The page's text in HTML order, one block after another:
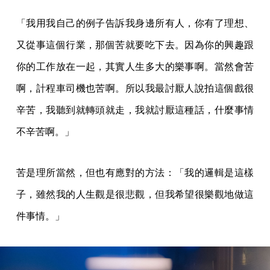
「我用我自己的例子告訴我身邊所有人，你有了理想、
又從事這個行業，那個苦就要吃下去。因為你的興趣跟
你的工作放在一起，其實人生多大的樂事啊。當然會苦
啊，計程車司機也苦啊。所以我最討厭人說拍這個戲很
辛苦，我聽到就轉頭就走，我就討厭這種話，什麼事情
不辛苦啊。」
苦是理所當然，但也有應對的方法：「我的邏輯是這樣
子，雖然我的人生觀是很悲觀，但我希望很樂觀地做這
件事情。」